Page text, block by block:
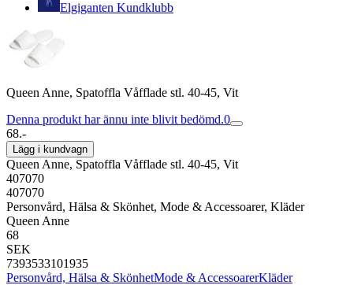
Elgiganten Kundklubb
Queen Anne, Spatoffla Våfflade stl. 40-45, Vit
Denna produkt har ännu inte blivit bedömd.0
68.-
Lägg i kundvagn
Queen Anne, Spatoffla Våfflade stl. 40-45, Vit
407070
407070
Personvård, Hälsa & Skönhet, Mode & Accessoarer, Kläder
Queen Anne
68
SEK
7393533101935
Personvård, Hälsa & SkönhetMode & AccessoarerKläder